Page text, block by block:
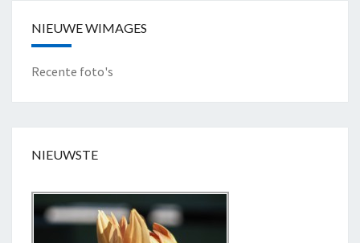
NIEUWE WIMAGES
Recente foto's
NIEUWSTE